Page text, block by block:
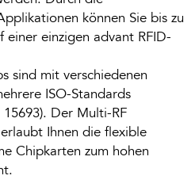
können Sie bis zu
einer einzigen advant RFID-
sind mit verschiedenen
ISO-Standards
Der Multi-RF
Ihnen die flexible
Chipkarten zum hohen